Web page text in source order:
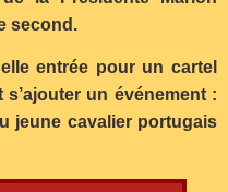
second.
entrée pour un cartel
un événement :
jeune cavalier portugais